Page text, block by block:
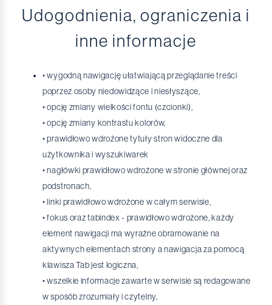
Udogodnienia, ograniczenia i
inne informacje
• wygodną nawigację ułatwiającą przeglądanie treści
poprzez osoby niedowidzące i niesłyszące,
• opcję zmiany wielkości fontu (czcionki),
• opcję zmiany kontrastu kolorów,
• prawidłowo wdrożone tytuły stron widoczne dla
użytkownika i wyszukiwarek
• nagłówki prawidłowo wdrożone w stronie głównej oraz
podstronach,
• linki prawidłowo wdrożone w całym serwisie,
• fokus oraz tabindex - prawidłowo wdrożone, każdy
element nawigacji ma wyraźne obramowanie na
aktywnych elementach strony a nawigacja za pomocą
klawisza Tab jest logiczna,
• wszelkie informacje zawarte w serwisie są redagowane
w sposób zrozumiały i czytelny,